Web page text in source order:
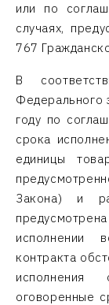
или по
случаях,
767
В
году по
срока
единицы
Закона) и
исполнении
контракта
оговоренные